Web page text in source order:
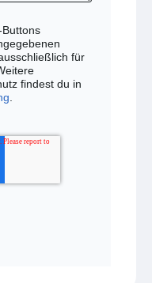
für
findest du in